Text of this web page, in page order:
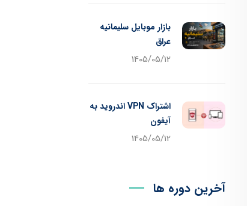
بازار موبایل سلیمانیه
عراق
1405/05/12
اشتراک VPN اندروید به
آیفون
1405/05/12
آخرین دوره ها